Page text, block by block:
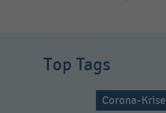
Top Tags
Corona-Krise